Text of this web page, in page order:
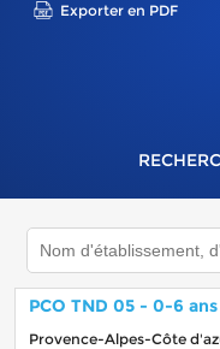
Exporter en PDF
PCO TND 05 - 0-6 ans
Provence-Alpes-Côte